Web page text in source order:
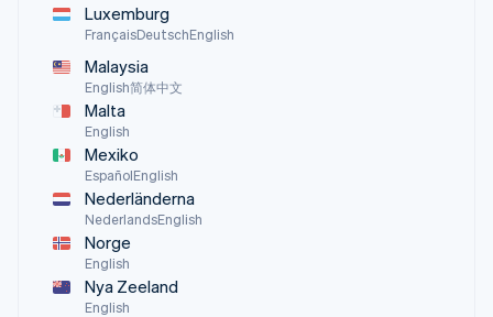
Luxemburg
FrançaisDeutschEnglish
Malaysia
English简体中文
Malta
English
Mexiko
EspañolEnglish
Nederländerna
NederlandsEnglish
Norge
English
Nya Zeeland
English